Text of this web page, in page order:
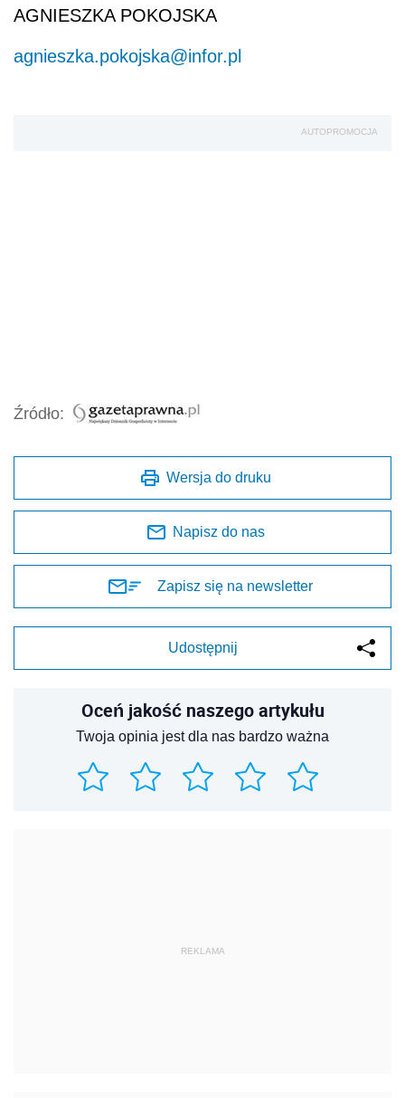
AGNIESZKA POKOJSKA
agnieszka.pokojska@infor.pl
AUTOPROMOCJA
Źródło:
Wersja do druku
Napisz do nas
Zapisz się na newsletter
Udostępnij
Oceń jakość naszego artykułu
Twoja opinia jest dla nas bardzo ważna
REKLAMA